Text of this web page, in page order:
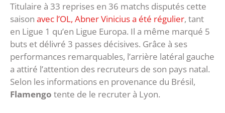
Titulaire à 33 reprises en 36 matchs disputés cette
saison avec l’OL, Abner Vinicius a été régulier, tant
en Ligue 1 qu’en Ligue Europa. Il a même marqué 5
buts et délivré 3 passes décisives. Grâce à ses
performances remarquables, l’arrière latéral gauche
a attiré l’attention des recruteurs de son pays natal.
Selon les informations en provenance du Brésil,
Flamengo tente de le recruter à Lyon.